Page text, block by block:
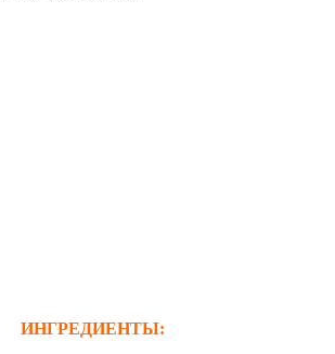
ИНГРЕДИЕНТЫ: